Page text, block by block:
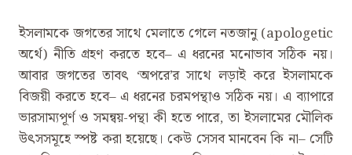
ইসলামকে জগতের সাথে মেলাতে গেলে নতজানু (apologetic
অর্থে) নীতি গ্রহণ করতে হবে– এ ধরনের মনোভাব সঠিক নয়।
আবার জগতের তাবৎ ‘অপরে’র সাথে লড়াই করে ইসলামকে
বিজয়ী করতে হবে– এ ধরনের চরমপন্থাও সঠিক নয়। এ ব্যাপারে
ভারসাম্যপূর্ণ ও সমন্বয়-পন্থা কী হতে পারে, তা ইসলামের মৌলিক
উৎসসমূহে স্পষ্ট করা হয়েছে। কেউ সেসব মানবেন কি না– সেটি